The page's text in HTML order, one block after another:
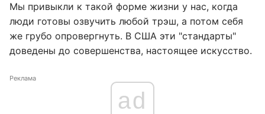
Мы привыкли к такой форме жизни у нас, когда
люди готовы озвучить любой трэш, а потом себя
же грубо опровергнуть. В США эти "стандарты"
доведены до совершенства, настоящее искусство.
Реклама
ad